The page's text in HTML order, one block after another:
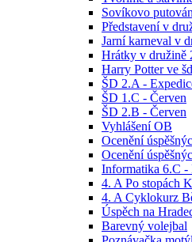
Sovíkovo
Představení v
Jarní karneval v
Hrátky v družině
Harry Potter ve
ŠD 2.A -
ŠD 1.C - Červen
ŠD 2.B - Červen
Vyhlášení OB
Ocenění
Ocenění
Informatika 6.C -
4. A Po stopách
4. A Cyklokurz
Úspěch na
Barevný volejbal